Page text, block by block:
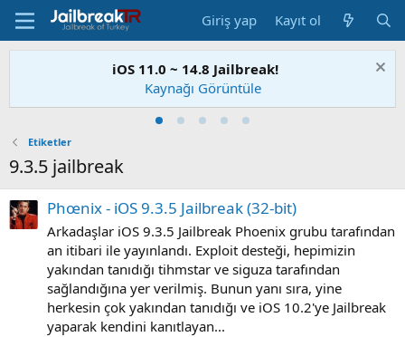
Giriş yap Kayıt ol
iOS 11.0 ~ 14.8 Jailbreak!
Kaynağı Görüntüle
Etiketler
9.3.5 jailbreak
Phœnix - iOS 9.3.5 Jailbreak (32-bit)
Arkadaşlar iOS 9.3.5 Jailbreak Phoenix grubu tarafından
an itibari ile yayınlandı. Exploit desteği, hepimizin
yakından tanıdığı tihmstar ve siguza tarafından
sağlandığına yer verilmiş. Bunun yanı sıra, yine
herkesin çok yakından tanıdığı ve iOS 10.2'ye Jailbreak
yaparak kendini kanıtlayan...